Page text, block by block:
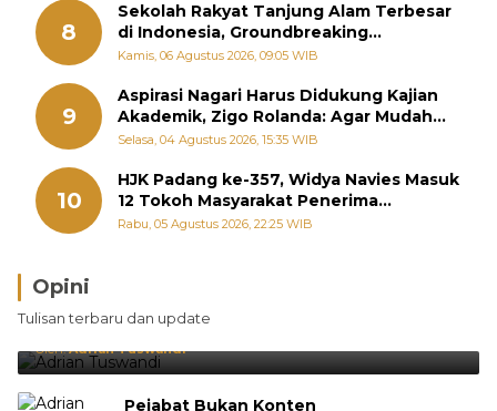
8
Sekolah Rakyat Tanjung Alam Terbesar
di Indonesia, Groundbreaking
September
Kamis, 06 Agustus 2026, 09:05 WIB
9
Aspirasi Nagari Harus Didukung Kajian
Akademik, Zigo Rolanda: Agar Mudah
Diperjuangkan di Kementerian
Selasa, 04 Agustus 2026, 15:35 WIB
10
HJK Padang ke-357, Widya Navies Masuk
12 Tokoh Masyarakat Penerima
Penghargaan Pemko Padang
Rabu, 05 Agustus 2026, 22:25 WIB
Opini
Tulisan terbaru dan update
Brasil Lebih Diunggulkan, tetapi Jepang Selalu
Punya Cara Membuat Kejutan
Oleh:Adrian Tuswandi
Pejabat Bukan Konten